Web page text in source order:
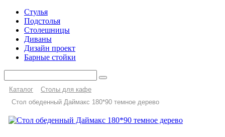
Стулья
Подстолья
Столешницы
Диваны
Дизайн проект
Барные стойки
Каталог
Столы для кафе
Стол обеденный Даймакс 180*90 темное дерево